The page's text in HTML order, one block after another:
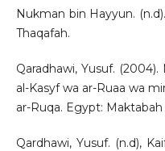
Nukman bin Hayyun.
Thaqafah.
Qaradhawi, Yusuf.
al-Kasyf wa ar-Ruaa wa
ar-Ruqa. Egypt: Maktabah
Qardhawi, Yusuf. (n.d),